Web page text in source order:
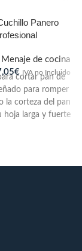
Panero
Menaje de cocina
€ IVA no Incluido
cortar pan de
para romper
la corteza del pan
hoja larga y fuerte
de POM, muy
acero inoxidable
rendimiento y